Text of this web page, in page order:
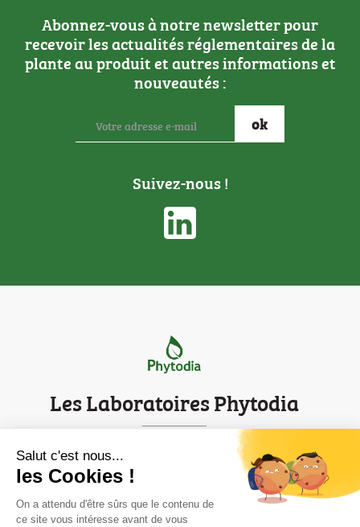
Abonnez-vous à notre newsletter pour
recevoir les actualités réglementaires de la
plante au produit et autres informations et
nouveautés :
Suivez-nous !
Les Laboratoires Phytodia
Parc d'innovation de Strasbourg
Mentions légales
Contact
Salut c'est nous...
les Cookies !
On a attendu d'être sûrs que le contenu de
ce site vous intéresse avant de vous